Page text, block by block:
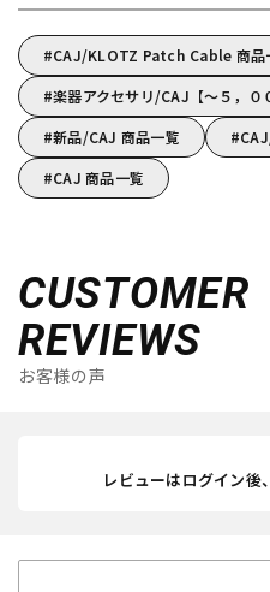
CAJ/KLOTZ Patch Cable 商品
楽器アクセサリ/CAJ【～５，０
新品/CAJ 商品一覧
CAJ 商品一覧
CUSTOMER
REVIEWS
お客様の声
レビューはログイン後